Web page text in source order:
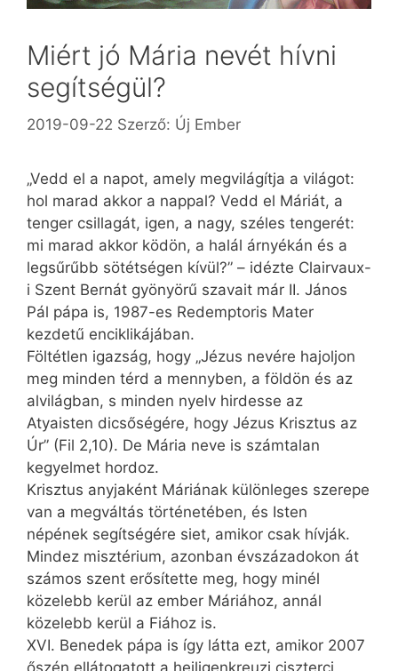
Miért jó Mária nevét hívni
segítségül?
2019-09-22 Szerző: Új Ember
„Vedd el a napot, amely megvilágítja a világot:
hol marad akkor a nappal? Vedd el Máriát, a
tenger csillagát, igen, a nagy, széles tengerét:
mi marad akkor ködön, a halál árnyékán és a
legsűrűbb sötétségen kívül?” – idézte Clair­vaux-
i Szent Bernát gyönyörű szavait már II. János
Pál pápa is, 1987-es Redemptoris Mater
kezdetű enciklikájában.
Föltétlen igazság, hogy „Jézus nevére hajoljon
meg minden térd a mennyben, a földön és az
alvilágban, s minden nyelv hirdesse az
Atyaisten dicsőségére, hogy Jézus Krisztus az
Úr” (Fil 2,10). De Mária neve is számtalan
kegyelmet hordoz.
Krisztus anyjaként Máriának különleges szerepe
van a megváltás történetében, és Isten
népének segítségére siet, amikor csak hívják.
Mindez misztérium, azonban évszázadokon át
számos szent erősítette meg, hogy minél
közelebb kerül az ember Máriához, annál
közelebb kerül a Fiához is.
XVI. Benedek pápa is így látta ezt, amikor 2007
őszén ellátogatott a heiligenkreuzi ciszterci